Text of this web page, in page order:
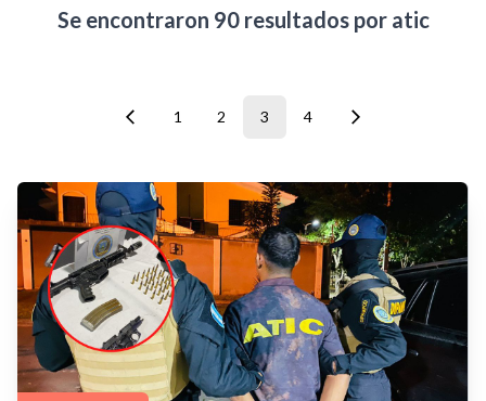
Se encontraron 90resultados por atic
1 2 3 4